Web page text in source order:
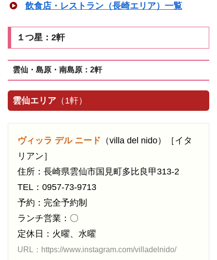
飲食店・レストラン（長崎エリア）一覧
１つ星：2軒
雲仙・島原・南島原：2軒
雲仙エリア （1軒）
ヴィッラ デル ニード （villa del nido）［イタ
リアン］
住所：長崎県雲仙市国見町多比良甲313-2
TEL：0957-73-9713
予約：完全予約制
ランチ営業：〇
定休日：火曜、水曜
URL：https://www.instagram.com/villadelnido/